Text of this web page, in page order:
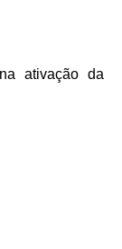
ativação da